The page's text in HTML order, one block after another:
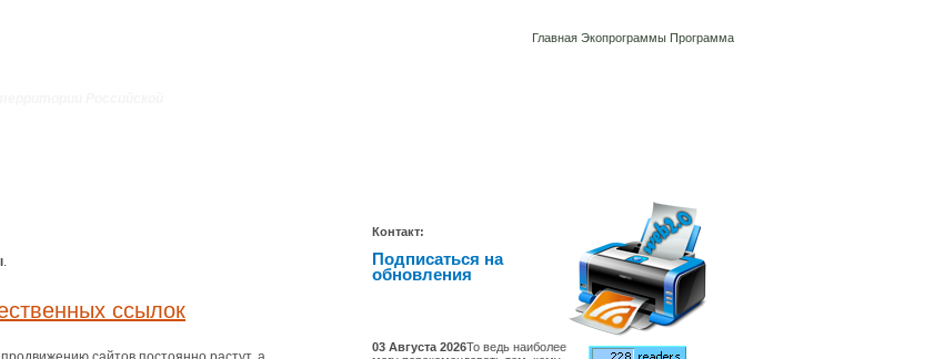
Главная Экопрограммы Программа
.
ссылок
Контакт:
Подписаться на
обновления
03 Августа 2026То ведь наиболее